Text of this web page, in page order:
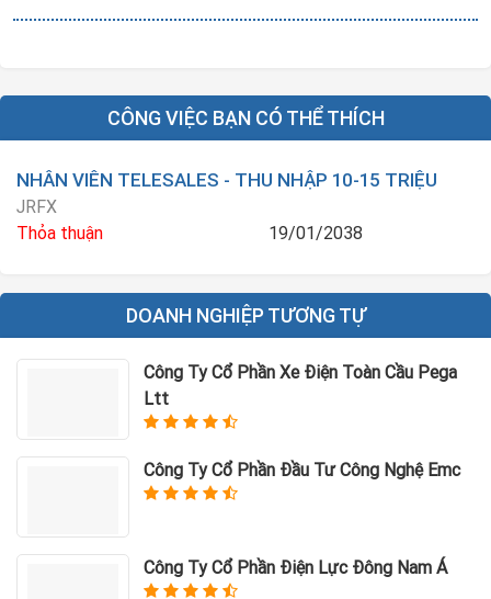
????????́ ???????????????? ????????????????????̣̂????.
♀️♂️ Số lượng: 15 bạn sinh viên
Bà Trưng, Hà Nội
⏰ Thời gian: Linh hoạt theo lịch học của bạn.
Cờ đã tới tay, nhanh tay mà phất nhé các MBer tương lai
????????????̂???? ????????̣̂ ???????????????? ????????:
???? Mr. Sơn (Chuyên viên Khách hàng Doanh nghiệp)
CÔNG VIỆC BẠN CÓ THỂ THÍCH
NHÂN VIÊN TELESALES - THU NHẬP 10-15 TRIỆU
JRFX
Thỏa thuận
19/01/2038
DOANH NGHIỆP TƯƠNG TỰ
Công Ty Cổ Phần Xe Điện Toàn Cầu Pega
Ltt
Công Ty Cổ Phần Đầu Tư Công Nghệ Emc
Công Ty Cổ Phần Điện Lực Đông Nam Á